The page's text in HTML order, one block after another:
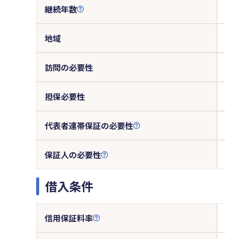
継続年数
地域
訪問の必要性
担保必要性
代表者連帯保証の必要性
保証人の必要性
借入条件
信用保証料率